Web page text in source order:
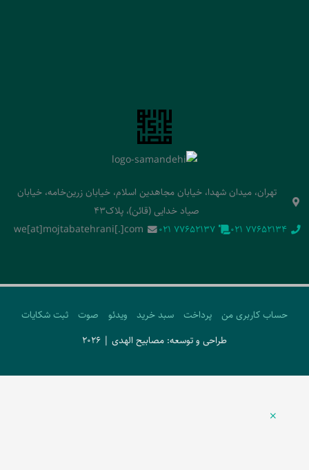
تهران، میدان شهدا، خیابان مجاهدین اسلام، خیابان زرین‌خامه، خیابان
صیاد خدایی (قائن)، پلاک43
‭021 77652134‬
‭021 77652137‬
we[at]mojtabatehrani[.]com
حساب کاربری من پرداخت سبد خرید ویدئو صوت
ثبت شکایات
طراحی و توسعه: مصابیح الهدی | 2026